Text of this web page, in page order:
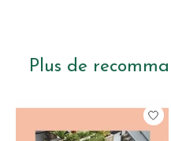
Plus de
Articles du carrousel de